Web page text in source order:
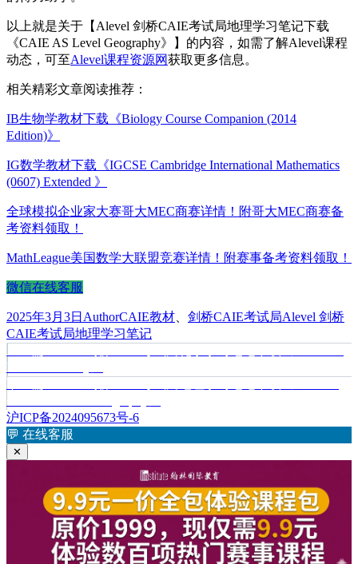
以上就是关于【Alevel 剑桥CAIE考试局地理学习笔记下载
《CAIE AS Level Geography》】的内容，如需了解Alevel课程
动态，可至Alevel课程资源网获取更多信息。
相关精彩文章阅读推荐：
IB生物学教材下载《Biology Course Companion (2014
Edition)》
IG数学教材下载《IGCSE Cambridge International Mathematics
(0607) Extended 》
全球模拟企业家大赛哥大MEC商赛详情！附哥大MEC商赛备
考资料领取！
MathLeague美国数学大联盟竞赛详情！附赛事备考资料领取！
微信在线客服
发
布
2025年3月3日 作
者
Author分
类
CAIE教材 剑桥CAIE考试局标
Alevel 剑桥
CAIE考试局地理学习笔记
文
章
导
航
Level Chemistry》
下一篇
文
章：
沪ICP备2024095673号-6
💬 在线客服
✕